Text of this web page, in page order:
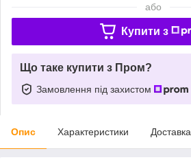
або
Купити з
Що таке купити з Пром?
Замовлення під захистом
Опис Характеристики Доставка